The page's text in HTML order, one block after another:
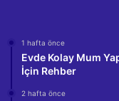
1 hafta önce
Evde Kolay Mum
İçin Rehber
2 hafta önce